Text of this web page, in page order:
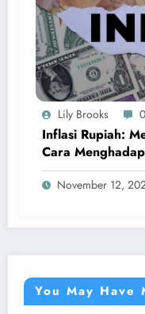
Lily Brooks 0
Inflasi Rupiah:
Cara
November 12,
You May Have